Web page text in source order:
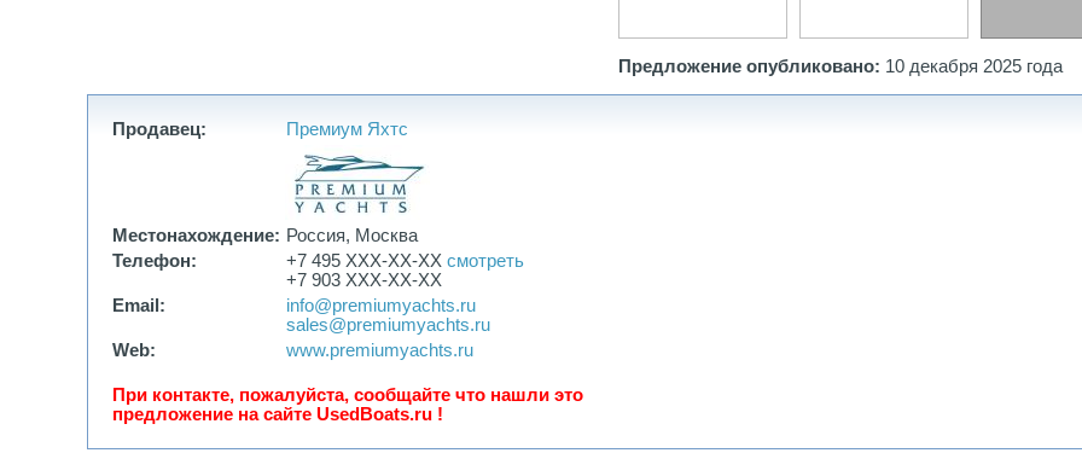
Предложение опубликовано: 10 декабря 2025 года
Продавец: Премиум Яхтс
Местонахождение: Россия, Москва
Телефон:
+7 495 XXX-XX-XX
+7 903 XXX-XX-XX
смотреть
Email:
info@premiumyachts.ru
sales@premiumyachts.ru
Web:
www.premiumyachts.ru
При контакте, пожалуйста, сообщайте что нашли это
предложение на сайте UsedBoats.ru !